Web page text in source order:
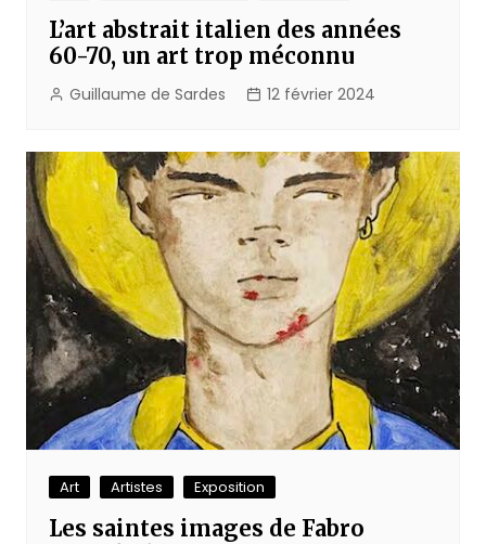
L’art abstrait italien des années
60-70, un art trop méconnu
Guillaume de Sardes 12 février 2024
Art Artistes Exposition
Les saintes images de Fabro